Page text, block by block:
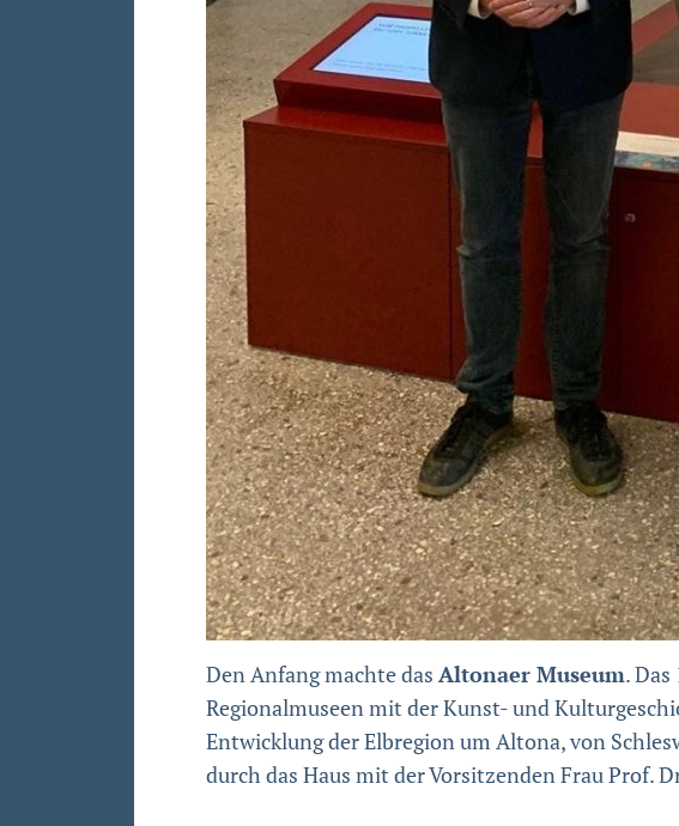
Den Anfang machte das Altonaer Museum.
Regionalmuseen mit der Kunst- und
Entwicklung der Elbregion um Altona, von
durch das Haus mit der Vorsitzenden Frau Prof.